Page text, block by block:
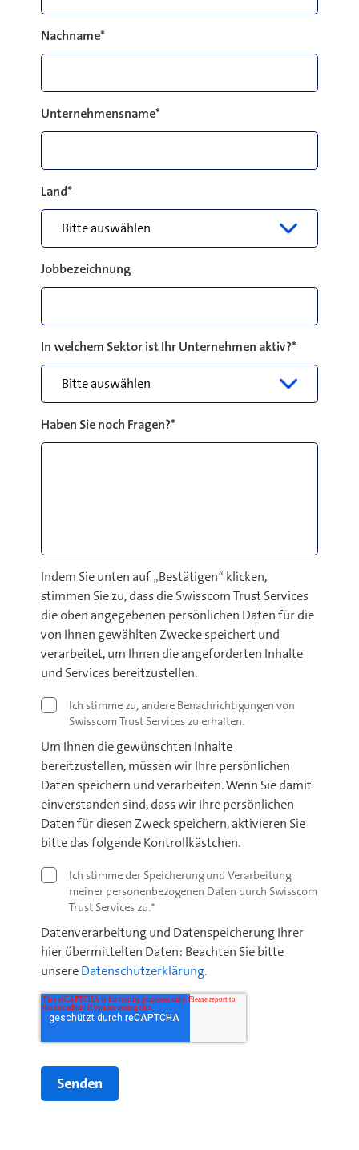
Nachname*
Unternehmensname*
Land*
Jobbezeichnung
In welchem Sektor ist Ihr Unternehmen aktiv?*
Haben Sie noch Fragen?*
Indem Sie unten auf „Bestätigen“ klicken,
stimmen Sie zu, dass die Swisscom Trust Services
die oben angegebenen persönlichen Daten für die
von Ihnen gewählten Zwecke speichert und
verarbeitet, um Ihnen die angeforderten Inhalte
und Services bereitzustellen.
Ich stimme zu, andere Benachrichtigungen von
Swisscom Trust Services zu erhalten.
Um Ihnen die gewünschten Inhalte
bereitzustellen, müssen wir Ihre persönlichen
Daten speichern und verarbeiten. Wenn Sie damit
einverstanden sind, dass wir Ihre persönlichen
Daten für diesen Zweck speichern, aktivieren Sie
bitte das folgende Kontrollkästchen.
Ich stimme der Speicherung und Verarbeitung
meiner personenbezogenen Daten durch Swisscom
Trust Services zu.*
Datenverarbeitung und Datenspeicherung Ihrer
hier übermittelten Daten: Beachten Sie bitte
unsereDatenschutzerklärung.